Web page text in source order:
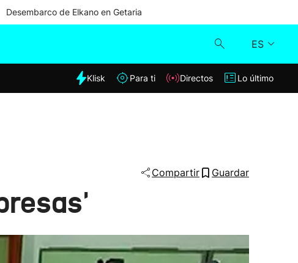
Desembarco de Elkano en Getaria
ES
Klisk
Klisk Para ti Directos Lo último
Compartir Guardar